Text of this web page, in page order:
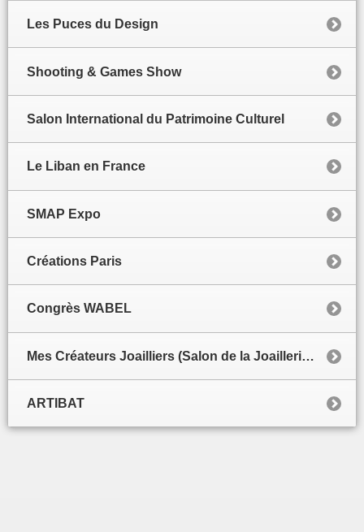
Les Puces du Design
Shooting & Games Show
Salon International du Patrimoine Culturel
Le Liban en France
SMAP Expo
Créations Paris
Congrès WABEL
Mes Créateurs Joailliers (Salon de la Joaillerie de luxe)
ARTIBAT